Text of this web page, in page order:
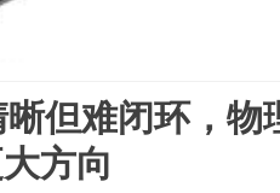
但难闭环，物
方向